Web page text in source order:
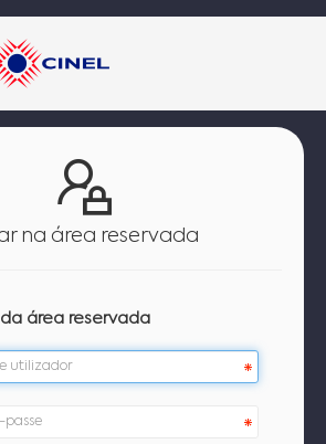
na área reservada
área reservada